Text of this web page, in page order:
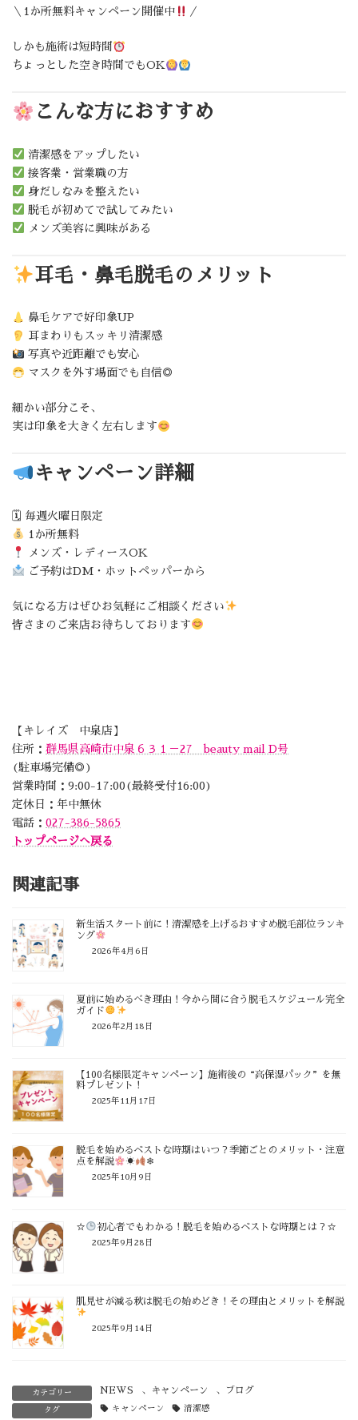
＼1か所無料キャンペーン開催中
／
しかも施術は短時間
ちょっとした空き時間でもOK
こんな方におすすめ
清潔感をアップしたい
接客業・営業職の方
身だしなみを整えたい
脱毛が初めてで試してみたい
メンズ美容に興味がある
耳毛・鼻毛脱毛のメリット
鼻毛ケアで好印象UP
耳まわりもスッキリ清潔感
写真や近距離でも安心
マスクを外す場面でも自信◎
細かい部分こそ、
実は印象を大きく左右します
キャンペーン詳細
🗓 毎週火曜日限定
1か所無料
メンズ・レディースOK
ご予約はDM・ホットペッパーから
気になる方はぜひお気軽にご相談ください
皆さまのご来店お待ちしております
【キレイズ 中泉店】
住所： 群馬県高崎市中泉６３１－27 beauty mail D号
(駐車場完備◎)
営業時間：9:00-17:00(最終受付16:00)
定休日：年中無休
電話： 027-386-5865
トップページへ戻る
関連記事
新生活スタート前に！清潔感を上げるおすすめ脱毛部位ランキ
ング
2026年4月6日
夏前に始めるべき理由！今から間に合う脱毛スケジュール完全
ガイド
2026年2月18日
【100名様限定キャンペーン】施術後の“高保湿パック”を無
料プレゼント！
2025年11月17日
脱毛を始めるベストな時期はいつ？季節ごとのメリット・注意
点を解説
☀ ❄
2025年10月9日
☆ 初心者でもわかる！脱毛を始めるベストな時期とは？☆
2025年9月28日
肌見せが減る秋は脱毛の始めどき！その理由とメリットを解説
2025年9月14日
カテゴリー NEWS 、 キャンペーン 、 ブログ
タグ キャンペーン 清潔感